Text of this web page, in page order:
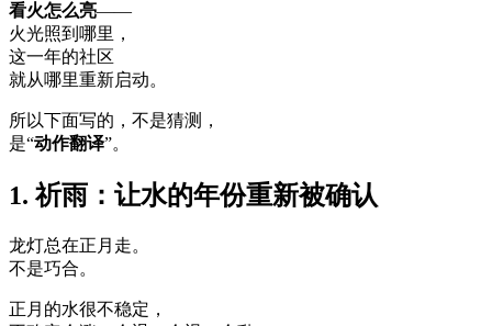
看火怎么亮——
火光照到哪里，
这一年的社区
就从哪里重新启动。
所以下面写的，不是猜测，
是“动作翻译”。
1. 祈雨：让水的年份重新被确认
龙灯总在正月走。
不是巧合。
正月的水很不稳定，